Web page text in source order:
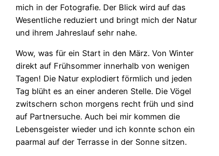
mich in der Fotografie. Der Blick wird auf das
Wesentliche reduziert und bringt mich der Natur
und ihrem Jahreslauf sehr nahe.
Wow, was für ein Start in den März. Von Winter
direkt auf Frühsommer innerhalb von wenigen
Tagen! Die Natur explodiert förmlich und jeden
Tag blüht es an einer anderen Stelle. Die Vögel
zwitschern schon morgens recht früh und sind
auf Partnersuche. Auch bei mir kommen die
Lebensgeister wieder und ich konnte schon ein
paarmal auf der Terrasse in der Sonne sitzen.